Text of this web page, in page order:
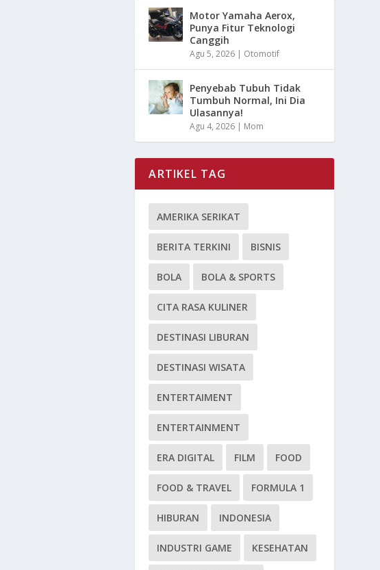
Motor Yamaha Aerox,
Punya Fitur Teknologi
Canggih
Agu 5, 2026 | Otomotif
Penyebab Tubuh Tidak
Tumbuh Normal, Ini Dia
Ulasannya!
Agu 4, 2026 | Mom
ARTIKEL TAG
AMERIKA SERIKAT
BERITA TERKINI BISNIS
BOLA BOLA & SPORTS
CITA RASA KULINER
DESTINASI LIBURAN
DESTINASI WISATA
ENTERTAIMENT
ENTERTAINMENT
ERA DIGITAL FILM FOOD
FOOD & TRAVEL FORMULA 1
HIBURAN INDONESIA
INDUSTRI GAME KESEHATAN